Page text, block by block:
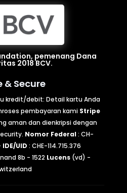
pemenang Dana
2018 BCV.
& Secure
kredit/debit: Detail kartu Anda
pembayaran kami Stripe
aman dan dienkripsi dengan
Nomor Federal: CH-
IDE/UID : CHE-114.715.376
8b - 1522 Lucens(vd) -